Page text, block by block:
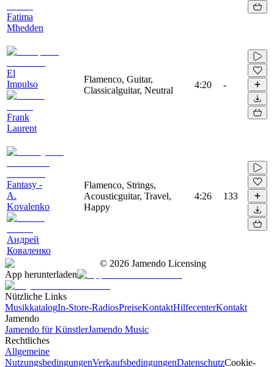
Fatima
Mhedden
El
Impulso
Frank
Laurent
Flamenco, Guitar,
Classicalguitar, Neutral
4:20 -
Fantasy -
A.
Kovalenko
Андрей
Коваленко
Flamenco, Strings,
Acousticguitar, Travel,
Happy
4:26 133
© 2026 Jamendo Licensing
App herunterladen
Nützliche Links
MusikkatalogIn-Store-RadiosPreiseKontaktHilfecenterKontakt
Jamendo
Jamendo für KünstlerJamendo Music
Rechtliches
Allgemeine
NutzungsbedingungenVerkaufsbedingungenDatenschutzCookie-